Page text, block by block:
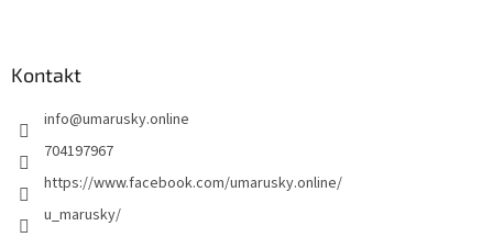
Kontakt
info@umarusky.online
704197967
https://www.facebook.com/umarusky.online/
u_marusky/